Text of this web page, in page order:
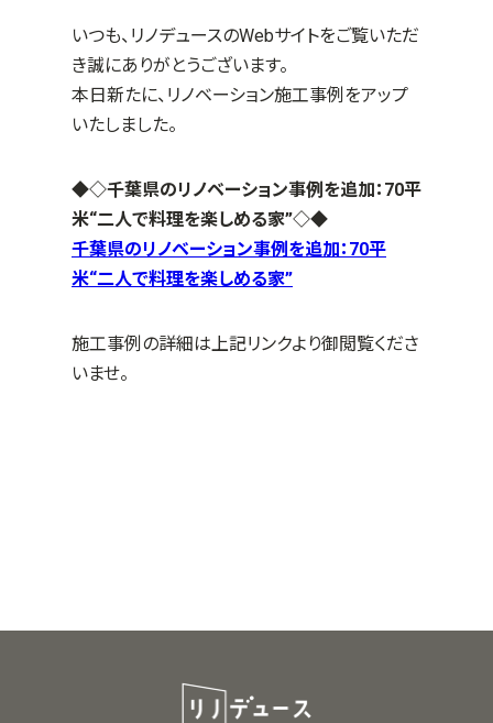
いつも、リノデュースのWebサイトをご覧いただ
き誠にありがとうございます。
本日新たに、リノベーション施工事例をアップ
いたしました。
◆◇千葉県のリノベーション事例を追加：70平
米“二人で料理を楽しめる家”◇◆
千葉県のリノベーション事例を追加：70平
米“二人で料理を楽しめる家”
施工事例の詳細は上記リンクより御閲覧くださ
いませ。